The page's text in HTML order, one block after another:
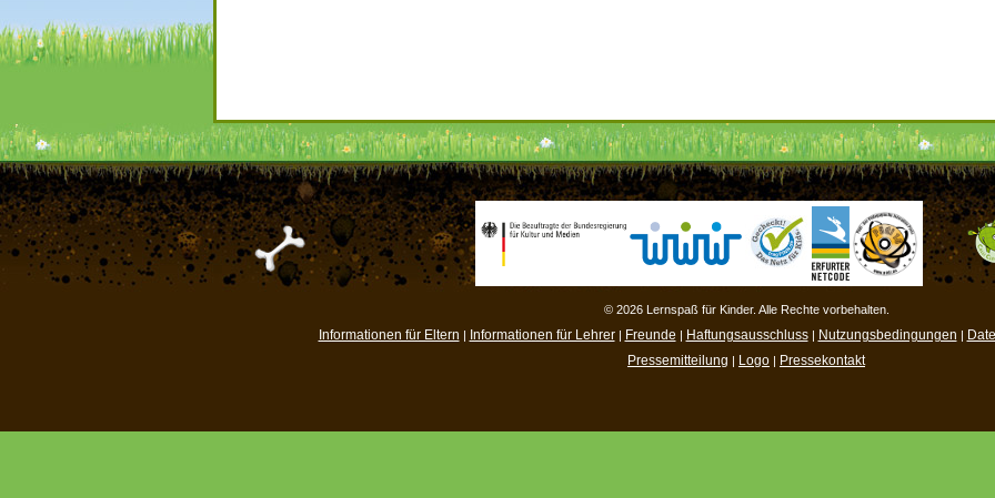
© 2026 Lernspaß für Kinder. Alle Rechte vorbehalten.
Informationen für Eltern | Informationen für Lehrer| Freunde | Haftungsausschluss| Nutzungsbedingungen |
Pressemitteilung | Logo | Pressekontakt